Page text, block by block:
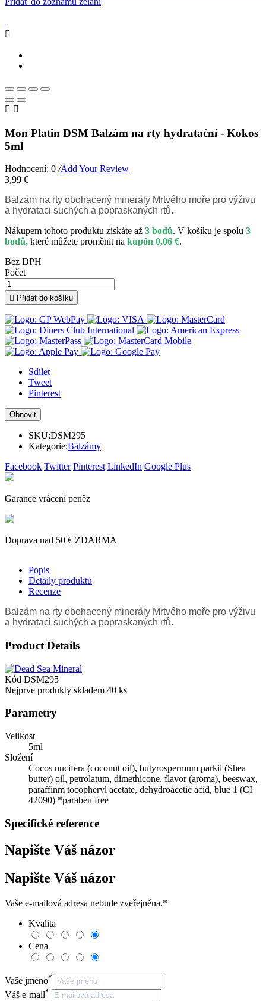

 
Mon Platin DSM Balzám na rty hydratační - Kokos
5ml
Hodnocení: 0 /Add Your Review
3,99 €
Balzám na rty obohacený minerály Mrtvého moře pro výživu
a hydrataci suchých a popraskaných rtů.
Nákupem tohoto produktu získáte až 3 bodů. V košíku je spolu 3
bodů, které můžete proměnit na kupón 0,06 €.
Bez DPH
Počet
 Přidat do košíku
Sdílet
Tweet
Pinterest
SKU:DSM295
Kategorie:Balzámy
Facebook Twitter Pinterest LinkedIn Google Plus
Garance vrácení peněz
Doprava nad 50 € ZDARMA
Popis
Detaily produktu
Recenze
Balzám na rty obohacený minerály Mrtvého moře pro výživu
a hydrataci suchých a popraskaných rtů.
Product Details
Kód DSM295
Nejprve produkty skladem 40 ks
Parametry
Velikost
5ml
Složení
Cocos nucifera (coconut oil), butyrospermum parkii (Shea
butter) oil, petrolatum, dimethicone, flavor (aroma), beeswax,
paraffinm tocopheryl acetate, dehydroacetic acid, blue 1 (CI
42090) *paraben free
Specifické reference
Napište Váš názor
Napište Váš názor
Vaše e-mailová adresa nebude zveřejněna.*
Kvalita
Cena
Vaše jméno*
Váš e-mail*